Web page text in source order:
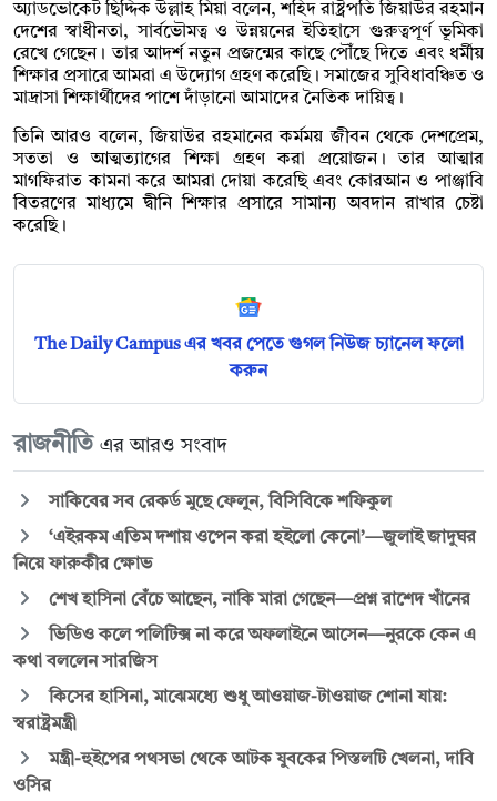
অ্যাডভোকেট ছিদ্দিক উল্লাহ মিয়া বলেন, শহিদ রাষ্ট্রপতি জিয়াউর রহমান
দেশের স্বাধীনতা, সার্বভৌমত্ব ও উন্নয়নের ইতিহাসে গুরুত্বপূর্ণ ভূমিকা
রেখে গেছেন। তার আদর্শ নতুন প্রজন্মের কাছে পৌঁছে দিতে এবং ধর্মীয়
শিক্ষার প্রসারে আমরা এ উদ্যোগ গ্রহণ করেছি। সমাজের সুবিধাবঞ্চিত ও
মাদ্রাসা শিক্ষার্থীদের পাশে দাঁড়ানো আমাদের নৈতিক দায়িত্ব।
তিনি আরও বলেন, জিয়াউর রহমানের কর্মময় জীবন থেকে দেশপ্রেম,
সততা ও আত্মত্যাগের শিক্ষা গ্রহণ করা প্রয়োজন। তার আত্মার
মাগফিরাত কামনা করে আমরা দোয়া করেছি এবং কোরআন ও পাঞ্জাবি
বিতরণের মাধ্যমে দ্বীনি শিক্ষার প্রসারে সামান্য অবদান রাখার চেষ্টা
করেছি।
The Daily Campus এর খবর পেতে গুগল নিউজ চ্যানেল ফলো
করুন
রাজনীতি এর আরও সংবাদ
সাকিবের সব রেকর্ড মুছে ফেলুন, বিসিবিকে শফিকুল
‘এইরকম এতিম দশায় ওপেন করা হইলো কেনো’—জুলাই জাদুঘর
নিয়ে ফারুকীর ক্ষোভ
শেখ হাসিনা বেঁচে আছেন, নাকি মারা গেছেন—প্রশ্ন রাশেদ খাঁনের
ভিডিও কলে পলিটিক্স না করে অফলাইনে আসেন—নুরকে কেন এ
কথা বললেন সারজিস
কিসের হাসিনা, মাঝেমধ্যে শুধু আওয়াজ-টাওয়াজ শোনা যায়:
স্বরাষ্ট্রমন্ত্রী
মন্ত্রী-হুইপের পথসভা থেকে আটক যুবকের পিস্তলটি খেলনা, দাবি
ওসির